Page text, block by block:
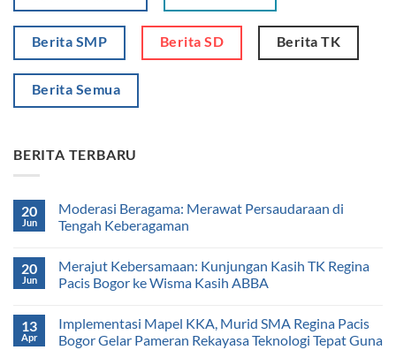
Berita SMP Berita SD Berita TK
Berita Semua
BERITA TERBARU
20
Jun
Moderasi Beragama: Merawat Persaudaraan di
Tengah Keberagaman
20
Jun
Merajut Kebersamaan: Kunjungan Kasih TK Regina
Pacis Bogor ke Wisma Kasih ABBA
13
Apr
Implementasi Mapel KKA, Murid SMA Regina Pacis
Bogor Gelar Pameran Rekayasa Teknologi Tepat Guna